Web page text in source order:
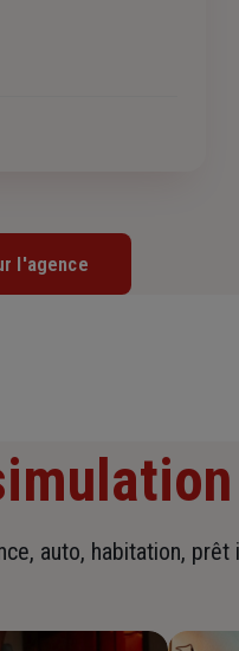
l'agence
auto, habitation, prêt